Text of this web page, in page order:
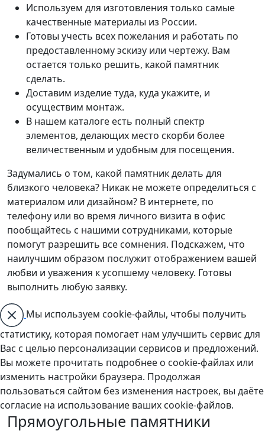
Используем для изготовления только самые
качественные материалы из России.
Готовы учесть всех пожелания и работать по
предоставленному эскизу или чертежу. Вам
остается только решить, какой памятник
сделать.
Доставим изделие туда, куда укажите, и
осуществим монтаж.
В нашем каталоге есть полный спектр
элементов, делающих место скорби более
величественным и удобным для посещения.
Задумались о том, какой памятник делать для
близкого человека? Никак не можете определиться с
материалом или дизайном? В интернете, по
телефону или во время личного визита в офис
пообщайтесь с нашими сотрудниками, которые
помогут разрешить все сомнения. Подскажем, что
наилучшим образом послужит отображением вашей
любви и уважения к усопшему человеку. Готовы
выполнить любую заявку.
Мы используем cookie-файлы, чтобы получить
статистику, которая помогает нам улучшить сервис для
Вас с целью персонализации сервисов и предложений.
Вы можете прочитать подробнее о cookie-файлах или
изменить настройки браузера. Продолжая
пользоваться сайтом без изменения настроек, вы даёте
согласие на использование ваших cookie-файлов.
Прямоугольные памятники